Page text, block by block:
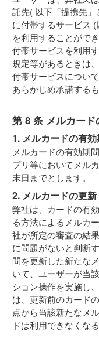
託先( 以下「提携先
に付帯するサービス
を利用することがで
付帯サービスを利用
規定等があるときは
付帯サービスについ
あらかじめ承諾する
第 8 条 メルカー
1. メルカードの有
メルカードの有効期
プリ等においてメル
末日までとします。
2. メルカードの更新
弊社は、カードの有
る方法によるメルカ
社が所定の審査の結
に問題がないと判断
間を更新した新たな
いて、ユーザーが当
ション操作を実施し
は、更新前のカード
点から当該新たなメ
ドは利用できなくな